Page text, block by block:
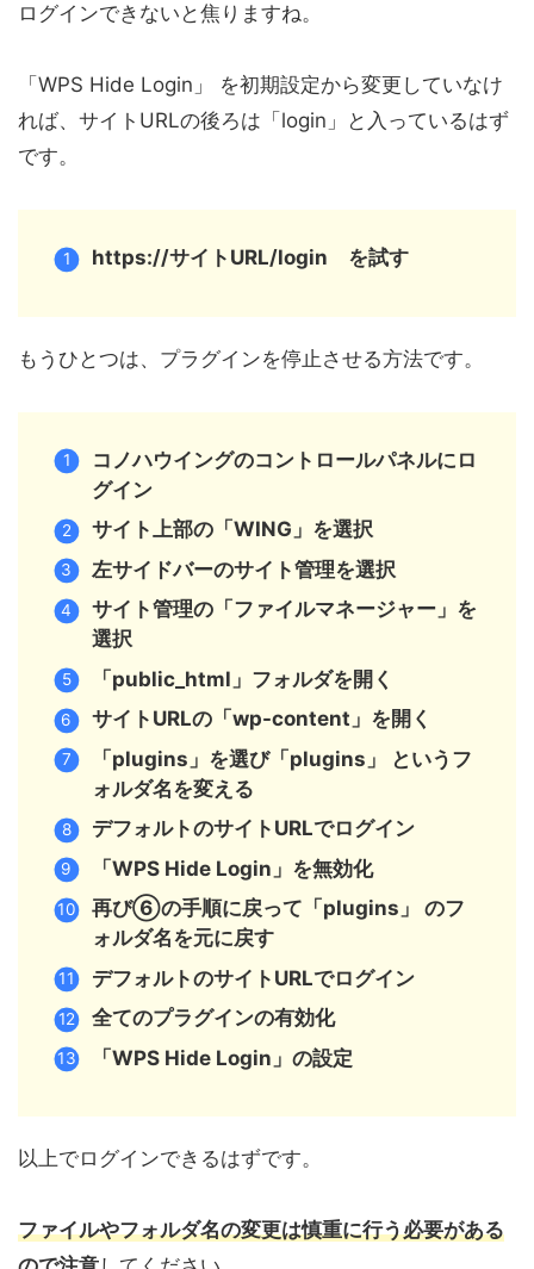
ログインできないと焦りますね。
「WPS Hide Login」 を初期設定から変更していなけ
れば、サイトURLの後ろは「login」と入っているはず
です。
https://サイトURL/login を試す
もうひとつは、プラグインを停止させる方法です。
コノハウイングのコントロールパネルにロ
グイン
サイト上部の「WING」を選択
左サイドバーのサイト管理を選択
サイト管理の「ファイルマネージャー」を
選択
「public_html」フォルダを開く
サイトURLの「wp-content」を開く
「plugins」を選び「plugins」 というフ
ォルダ名を変える
デフォルトのサイトURLでログイン
「WPS Hide Login」を無効化
再び⑥の手順に戻って「plugins」 のフ
ォルダ名を元に戻す
デフォルトのサイトURLでログイン
全てのプラグインの有効化
「WPS Hide Login」の設定
以上でログインできるはずです。
ファイルやフォルダ名の変更は慎重に行う必要がある